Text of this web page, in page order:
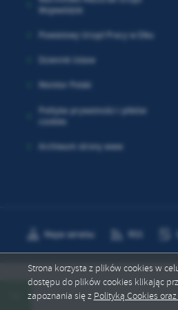
Strona korzysta z plików cookies w
dostępu do plików cookies klikając
zapoznania się z Polityką Cookies
Wojewódzki
Powiatowy Urząd Pracy w Ełku
Dziennik Ustaw
Monitor Polski
Polityka prywatności i plików
cookies
Archiwum strony www
Mapa serwisu RSS
Copyright by stare-juchy.pl